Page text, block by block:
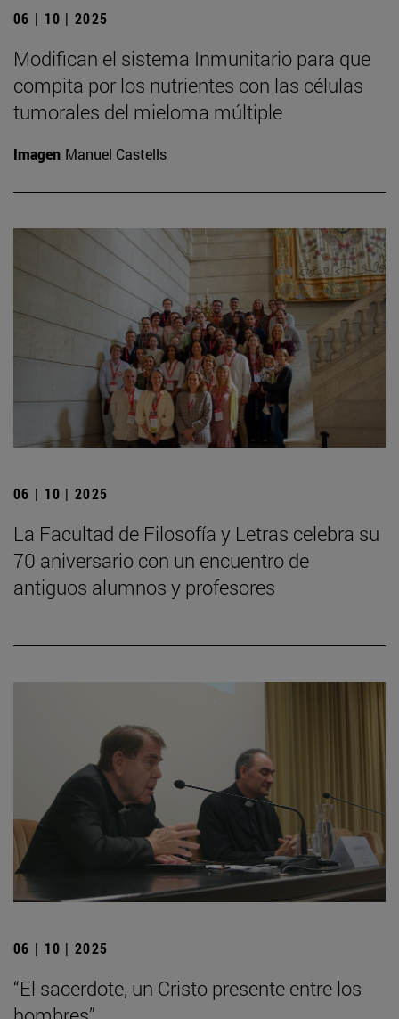
06 | 10 | 2025
Modifican el sistema Inmunitario para que
compita por los nutrientes con las células
tumorales del mieloma múltiple
Imagen Manuel Castells
06 | 10 | 2025
La Facultad de Filosofía y Letras celebra su
70 aniversario con un encuentro de
antiguos alumnos y profesores
06 | 10 | 2025
“El sacerdote, un Cristo presente entre los